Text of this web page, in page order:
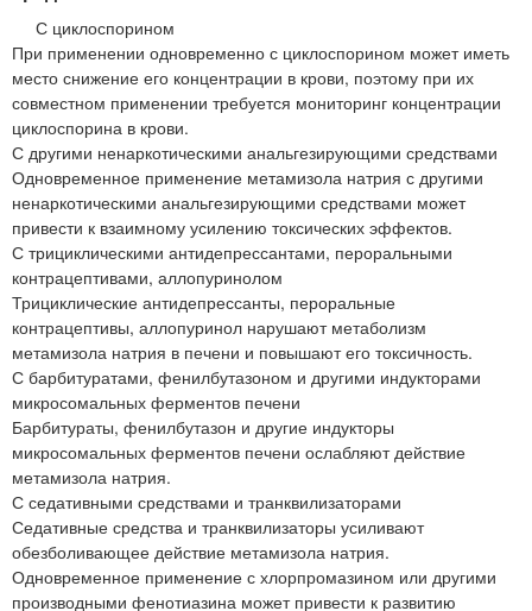
С циклоспорином
При применении одновременно с циклоспорином может иметь
место снижение его концентрации в крови, поэтому при их
совместном применении требуется мониторинг концентрации
циклоспорина в крови.
С другими ненаркотическими анальгезирующими средствами
Одновременное применение метамизола натрия с другими
ненаркотическими анальгезирующими средствами может
привести к взаимному усилению токсических эффектов.
С трициклическими антидепрессантами, пероральными
контрацептивами, аллопуринолом
Трициклические антидепрессанты, пероральные
контрацептивы, аллопуринол нарушают метаболизм
метамизола натрия в печени и повышают его токсичность.
С барбитуратами, фенилбутазоном и другими индукторами
микросомальных ферментов печени
Барбитураты, фенилбутазон и другие индукторы
микросомальных ферментов печени ослабляют действие
метамизола натрия.
С седативными средствами и транквилизаторами
Седативные средства и транквилизаторы усиливают
обезболивающее действие метамизола натрия.
Одновременное применение с хлорпромазином или другими
производными фенотиазина может привести к развитию